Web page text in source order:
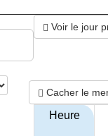
Heure
Voir le jour
Cacher le